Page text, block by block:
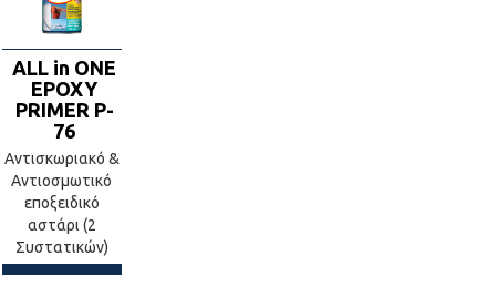
ALL in ONE
EPOXY
PRIMER P-
76
Αντισκωριακό &
Αντιοσμωτικό
εποξειδικό
αστάρι (2
Συστατικών)